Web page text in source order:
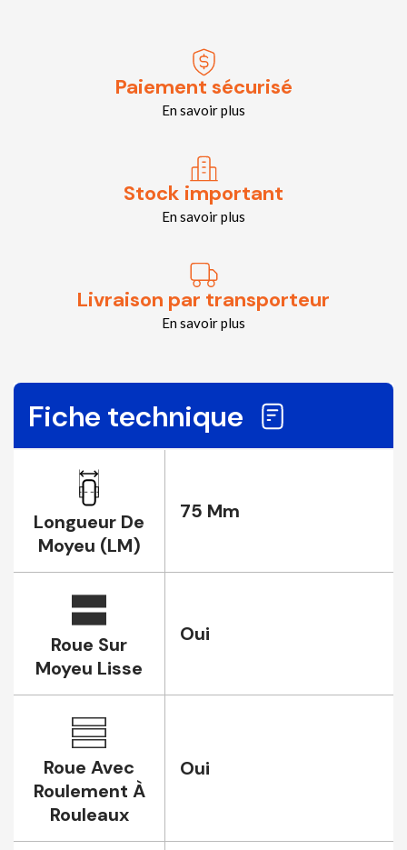
Paiement sécurisé
En savoir plus
Stock important
En savoir plus
Livraison par transporteur
En savoir plus
Fiche technique
Longueur De
Moyeu (LM)
75 Mm
Roue Sur
Moyeu Lisse
Oui
Roue Avec
Roulement À
Rouleaux
Oui